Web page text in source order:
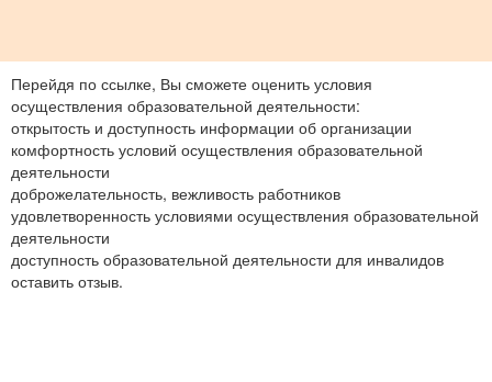
Перейдя по ссылке, Вы сможете оценить условия
осуществления образовательной деятельности:
открытость и доступность информации об организации
комфортность условий осуществления образовательной
деятельности
доброжелательность, вежливость работников
удовлетворенность условиями осуществления образовательной
деятельности
доступность образовательной деятельности для инвалидов
оставить отзыв.